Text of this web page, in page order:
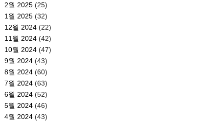
2월 2025(25)
1월 2025(32)
12월 2024(22)
11월 2024(42)
10월 2024(47)
9월 2024(43)
8월 2024(60)
7월 2024(63)
6월 2024(52)
5월 2024(46)
4월 2024(43)